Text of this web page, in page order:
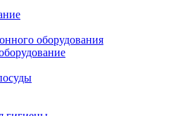
оборудования